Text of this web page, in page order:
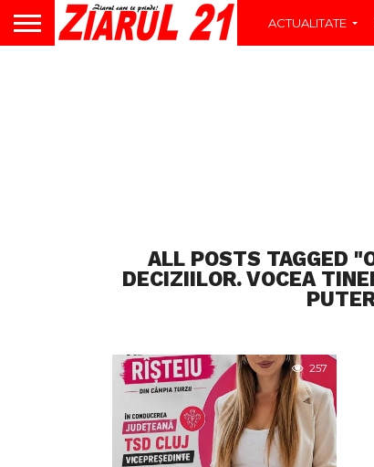
ACTUALITATE
ALL POSTS TAGGED
DECIZIILOR. VOCEA
257